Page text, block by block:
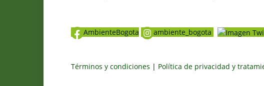
AmbienteBogota ambiente_bogota
Términos y condiciones | Política de privacidad y